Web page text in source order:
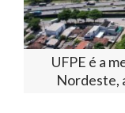
UFPE é a
Nordeste,